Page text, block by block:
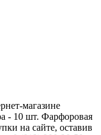
магазине
- 10 шт. Фарфоровая
на сайте, оставив